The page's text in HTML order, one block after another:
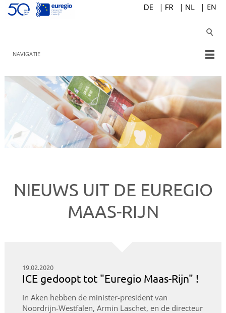
NAVIGATIE
NIEUWS UIT DE EUREGIO
MAAS-RIJN
19.02.2020
ICE gedoopt tot "Euregio Maas-Rijn" !
In Aken hebben de minister-president van
Noordrijn-Westfalen, Armin Laschet, en de directeur